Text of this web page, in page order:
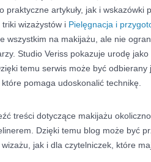
praktyczne artykuły, jak i wskazówki
wizażystów i Pielęgnacja i
wszystkim na makijażu, ale nie
Studio Veriss pokazuje urodę jako
temu serwis może być
pomaga udoskonalić technikę.
treści dotyczące makijażu
Dzięki temu blog może być
jak i dla czytelniczek, które